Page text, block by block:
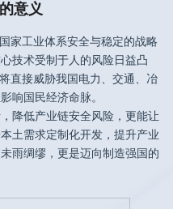
意义
家工业体系安全与稳定的战略
技术受制于人的风险日益凸
直接威胁我国电力、交通、冶
响国民经济命脉。
降低产业链安全风险，更能让
土需求定制化开发，提升产业
雨绸缪，更是迈向制造强国的